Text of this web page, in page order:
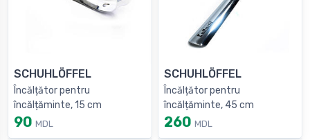
SCHUHLÖFFEL
Încălțător pentru
încălțăminte, 15 cm
90 MDL
SCHUHLÖFFEL
Încălțător pentru
încălțăminte, 45 cm
260 MDL